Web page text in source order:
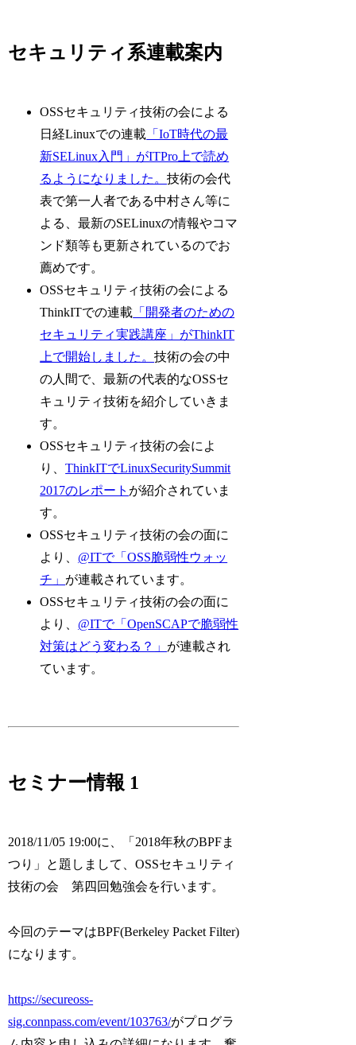
セキュリティ系連載案内
OSSセキュリティ技術の会による
日経Linuxでの連載 「IoT時代の最
新SELinux入門」がITPro上で読め
るようになりました。技術の会代
表で第一人者である中村さん等に
よる、最新のSELinuxの情報やコマ
ンド類等も更新されているのでお
薦めです。
OSSセキュリティ技術の会による
ThinkITでの連載 「開発者のための
セキュリティ実践講座」がThinkIT
上で開始しました。技術の会の中
の人間で、最新の代表的なOSSセ
キュリティ技術を紹介していきま
す。
OSSセキュリティ技術の会によ
り、ThinkITでLinuxSecuritySummit
2017のレポート が紹介されていま
す。
OSSセキュリティ技術の会の面に
より、 @ITで「OSS脆弱性ウォッ
チ」 が連載されています。
OSSセキュリティ技術の会の面に
より、 @ITで「OpenSCAPで脆弱性
対策はどう変わる？」 が連載され
ています。
セミナー情報 1
2018/11/05 19:00に、「2018年秋のBPFま
つり」と題しまして、OSSセキュリティ
技術の会 第四回勉強会を行います。
今回のテーマはBPF(Berkeley Packet Filter)
になります。
https://secureoss-
sig.connpass.com/event/103763/がプログラ